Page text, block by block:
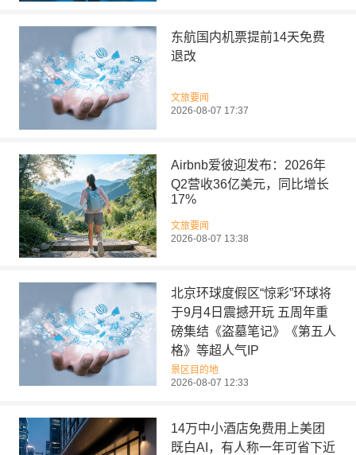
东航国内机票提前14天免费
退改
文旅要闻
2026-08-07 17:37
Airbnb爱彼迎发布：2026年
Q2营收36亿美元，同比增长
17%
文旅要闻
2026-08-07 13:38
北京环球度假区“惊彩”环球将
于9月4日震撼开玩 五周年重
磅集结《盗墓笔记》《第五人
格》等超人气IP
景区目的地
2026-08-07 12:33
14万中小酒店免费用上美团
既白AI，有人称一年可省下近